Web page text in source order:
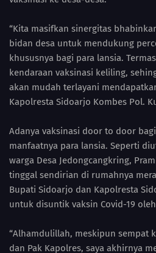
“Kita masifkan sinergitas
bidan desa untuk mendukung
khususnya bagi para lansia.
kendaraan vaksinasi keliling,
akan mudah terlayani
Kapolresta Sidoarjo Kombes Pol.
Adanya vaksinasi door to door
manfaatnya para lansia. Seperti
warga Desa Jedongcangkring,
tinggal sendirian di rumahnya
Bupati Sidoarjo dan Kapolresta
untuk disuntik vaksin Covid-19
“Alhamdulillah, meskipun sempat
dan Pak Kapolres, saya akhirnya